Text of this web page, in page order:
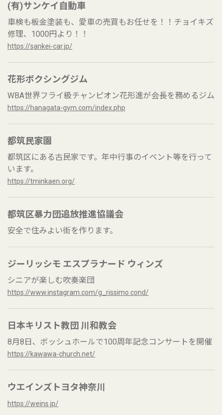
(有)サンケイ自動車
車検も板金塗装も、愛車の売買もお任せを！！チョイキズ
修理、1000円より！！
https://sankei-car.jp/
花形ボクシングジム
WBA世界フライ級チャンピオン花形進が会長を務めるジム
https://hanagata-gym.com/index.php
都筑民家園
都筑区にある古民家です。年中行事のイベント等を行って
います。
https://tminkaen.org/
都筑区暴力団追放推進協議会
安全で住みよい街を作ります。
ジーリッシモ エスプラナード ウィンズ
シニアが楽しむ吹奏楽団
https://www.instagram.com/g_rissimo.cond/
日本キリスト教団 川和教会
8月8日、ボッシュホールで100周年記念コンサートを開催
https://kawawa-church.net/
ウエインズトヨタ神奈川
https://weins.jp/